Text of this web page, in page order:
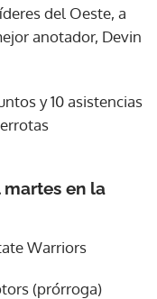
del Oeste, a
anotador, Devin
y 10 asistencias
en la
Warriors
(prórroga)